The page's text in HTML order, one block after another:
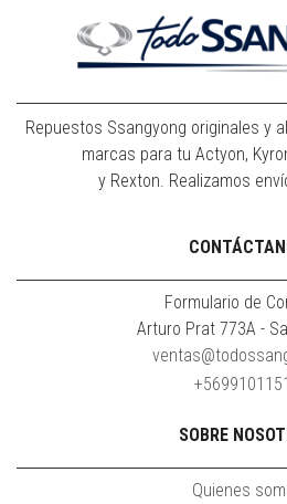
Repuestos Ssangyong originales y
marcas para tu Actyon,
y Rexton. Realizamos
Formulario de
Arturo Prat 773A -
SOBRE
Quienes